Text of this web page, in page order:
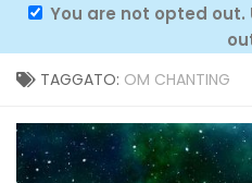
You are not opted
TAGGATO: OM CHANTING